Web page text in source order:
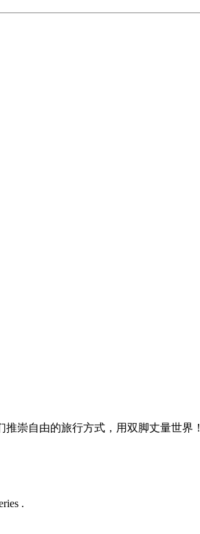
崇自由的旅行方式，用双脚丈量世界！
.